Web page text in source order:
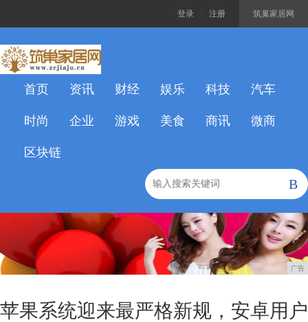
筑巢家居网
登录 注册
首页 资讯 财经 娱乐 科技 汽车
时尚 企业 游戏 美食 商讯 微商
区块链
B
广告
苹果系统迎来最严格新规，安卓用户